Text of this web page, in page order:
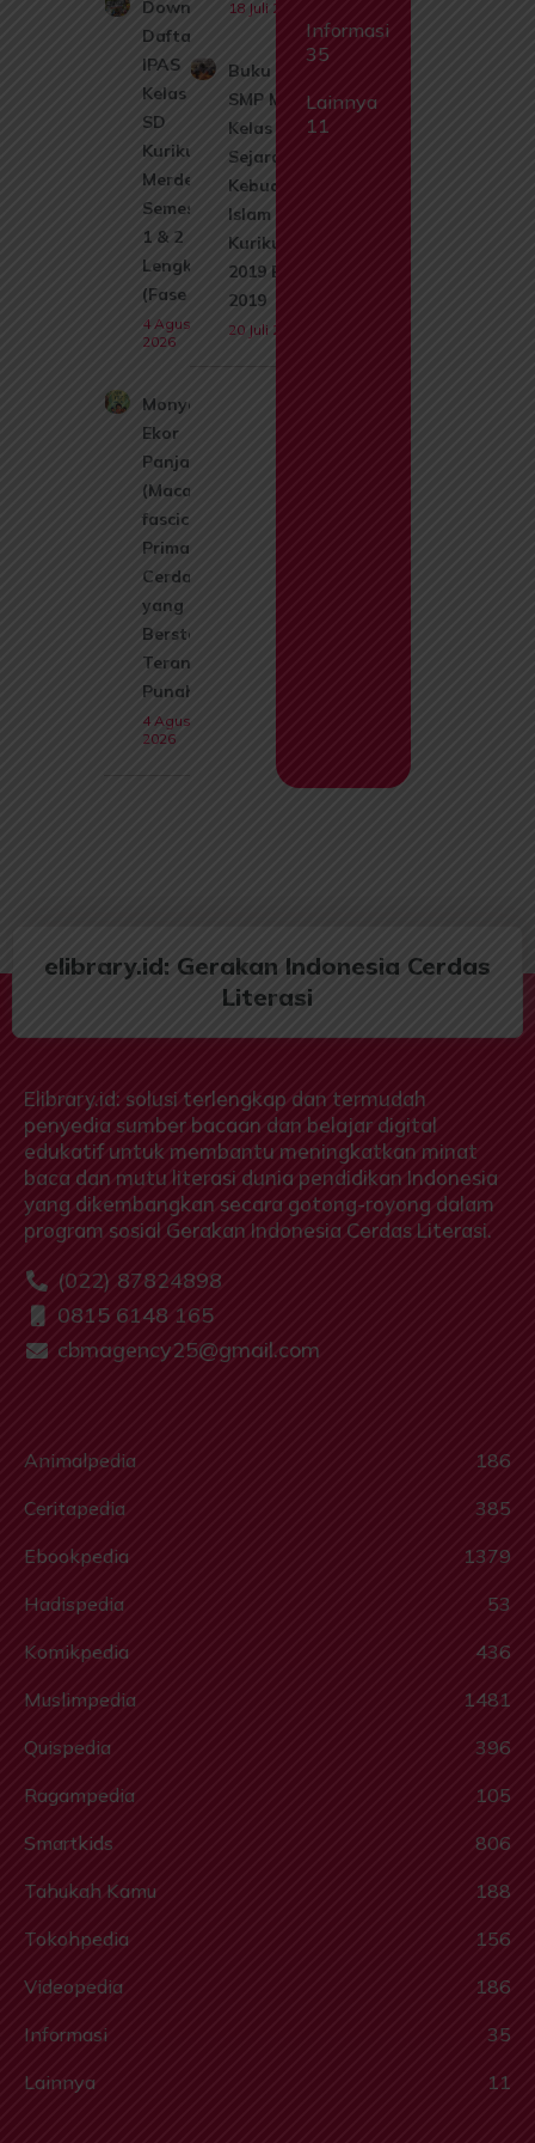
Download
Daftar Isi
IPAS
Kelas 1
SD
Kurikulum
Merdeka
Semester
1 & 2
Lengkap
(Fase A)
4 Agustus
2026
Monyet
Ekor
Panjang
(Macaca
fascicularis):
Primata
Cerdas
yang Kini
Berstatus
Terancam
Punah
4 Agustus
2026
18 Juli 2026
Buku Siswa
SMP MTs
Kelas 8
Sejarah
Kebudayaan
Islam SKI
Kurikulum
2019 Edisi
2019
20 Juli 2026
Informasi
35
Lainnya
11
elibrary.id: Gerakan Indonesia Cerdas
Literasi
Elibrary.id: solusi terlengkap dan termudah
penyedia sumber bacaan dan belajar digital
edukatif untuk membantu meningkatkan minat
baca dan mutu literasi dunia pendidikan Indonesia
yang dikembangkan secara gotong-royong dalam
program sosial Gerakan Indonesia Cerdas Literasi.
(022) 87824898
0815 6148 165
cbmagency25@gmail.com
Animalpedia
186
Ceritapedia
385
Ebookpedia
1379
Hadispedia
53
Komikpedia
436
Muslimpedia
1481
Quispedia
396
Ragampedia
105
Smartkids
806
Tahukah Kamu
188
Tokohpedia
156
Videopedia
186
Informasi
35
Lainnya
11